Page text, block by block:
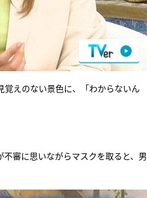
えのない景色に、「わからないん
審に思いながらマスクを取ると、男